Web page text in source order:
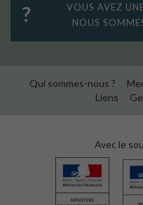
VOUS AVEZ
NOUS
Qui sommes-nous ?
Liens
Avec le